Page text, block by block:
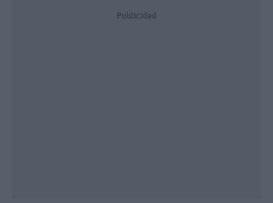
Publicidad